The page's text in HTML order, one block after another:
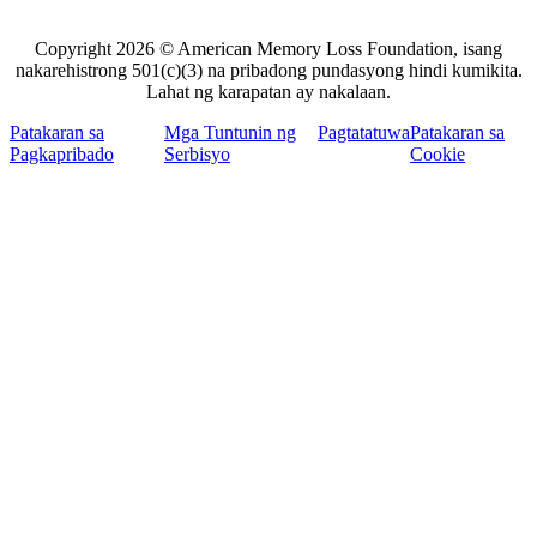
Copyright 2026 © American Memory Loss Foundation, isang
nakarehistrong 501(c)(3) na pribadong pundasyong hindi kumikita.
Lahat ng karapatan ay nakalaan.
Patakaran sa
Pagkapribado
Mga Tuntunin ng
Serbisyo
PagtatatuwaPatakaran sa
Cookie